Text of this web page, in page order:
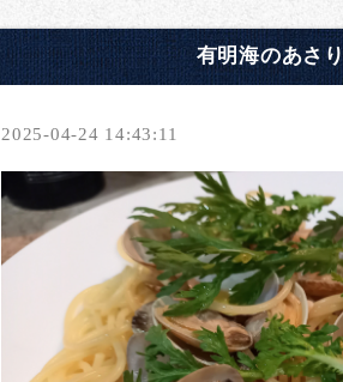
有明海のあさ
2025-04-24 14:43:11